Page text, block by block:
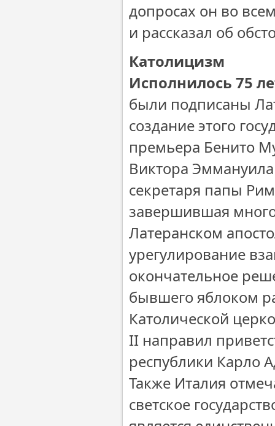
допросах он во
и рассказал об
Католицизм
Исполнилось 75
были подписаны
создание этого
премьера Бенито
Виктора Эммануила
секретаря папы
завершившая
Латеранском
урегулирование
окончательное
бывшего яблоком
Католической
II направил
республики Карло
Также Италия
светское